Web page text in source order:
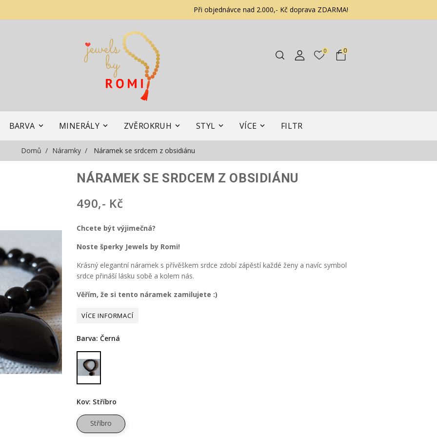
Při objednávce nad 2.000,- Kč doprava ZDARMA!
0
0
BARVA MINERÁLY ZVĚROKRUH STYL VÍCE FILTR
Domů Náramky Náramek se srdcem z obsidiánu
NÁRAMEK SE SRDCEM Z OBSIDIÁNU
490,- Kč
Chcete být výjimečná?
Noste šperky Jewels by Romi!
Krásný elegantní náramek s přívěškem srdce zdobí zápěstí každé ženy a navíc symbol
srdce přináší lásku sobě a kolem nás.
Věřím, že si tento náramek zamilujete :)
Barva: Černá
Černá
Kov: Stříbro
Stříbro